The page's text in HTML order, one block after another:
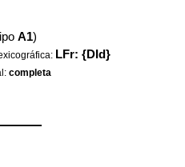
A1)
LFr: {DId}
completa